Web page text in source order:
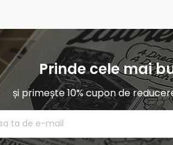
Prinde cele mai
și primește 10% cupon de